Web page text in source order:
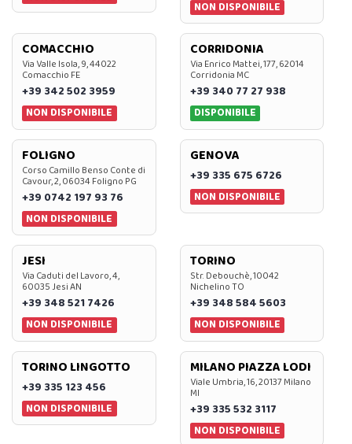
NON DISPONIBILE
COMACCHIO
Via Valle Isola, 9, 44022
Comacchio FE
+39 342 502 3959
NON DISPONIBILE
CORRIDONIA
Via Enrico Mattei, 177, 62014
Corridonia MC
+39 340 77 27 938
DISPONIBILE
FOLIGNO
Corso Camillo Benso Conte di
Cavour, 2, 06034 Foligno PG
+39 0742 197 93 76
NON DISPONIBILE
GENOVA
+39 335 675 6726
NON DISPONIBILE
JESI
Via Caduti del Lavoro, 4,
60035 Jesi AN
+39 348 521 7426
NON DISPONIBILE
TORINO
Str. Debouchè, 10042
Nichelino TO
+39 348 584 5603
NON DISPONIBILE
TORINO LINGOTTO
+39 335 123 456
NON DISPONIBILE
MILANO PIAZZA LODI
Viale Umbria, 16, 20137 Milano
MI
+39 335 532 3117
NON DISPONIBILE